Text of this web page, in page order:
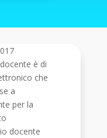
è di
che
a
per la
docente